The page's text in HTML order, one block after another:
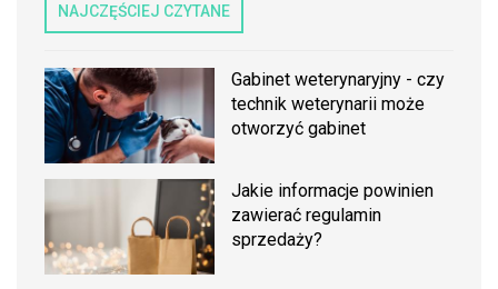
NAJCZĘŚCIEJ CZYTANE
Gabinet weterynaryjny - czy
technik weterynarii może
otworzyć gabinet
Jakie informacje powinien
zawierać regulamin
sprzedaży?